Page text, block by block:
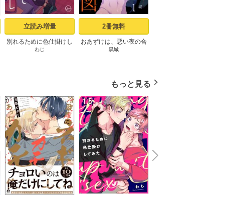
立読み増量
別れるために色仕掛けし
てみた1【コミックシーモ
わじ
2冊無料
おあずけは、悪い夜の合
図（1）
黒城
もっと見る
N
e
x
t